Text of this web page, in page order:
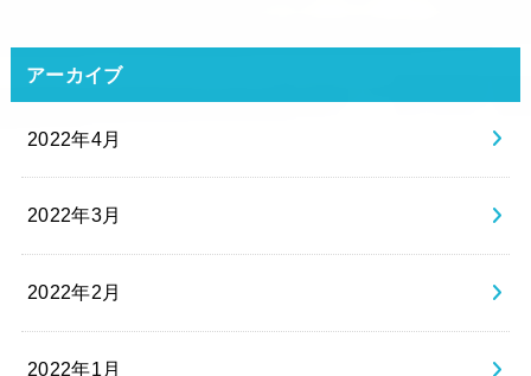
アーカイブ
2022年4月
2022年3月
2022年2月
2022年1月